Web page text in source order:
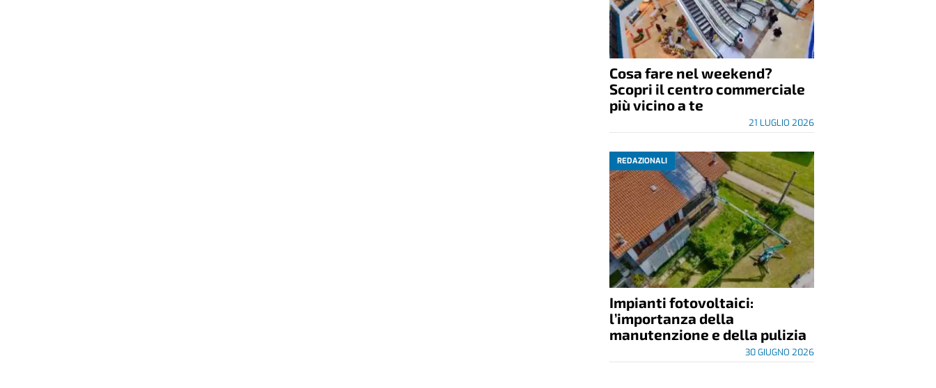
Cosa fare nel weekend?
Scopri il centro commerciale
più vicino a te
21 LUGLIO 2026
REDAZIONALI
Impianti fotovoltaici:
l’importanza della
manutenzione e della pulizia
30 GIUGNO 2026